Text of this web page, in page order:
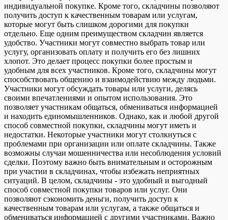
индивидуальной покупке. Кроме того, складчины позволяют
получить доступ к качественным товарам или услугам,
которые могут быть слишком дорогими для покупки
отдельно. Еще одним преимуществом складчин является
удобство. Участники могут совместно выбрать товар или
услугу, организовать оплату и получить его без лишних
хлопот. Это делает процесс покупки более простым и
удобным для всех участников. Кроме того, складчины могут
способствовать общению и взаимодействию между людьми.
Участники могут обсуждать товары или услуги, делясь
своими впечатлениями и опытом использования. Это
позволяет участникам общаться, обмениваться информацией
и находить единомышленников. Однако, как и любой другой
способ совместной покупки, складчины могут иметь и
недостатки. Некоторые участники могут столкнуться с
проблемами при организации или оплате складчины. Также
возможны случаи мошенничества или несоблюдения условий
сделки. Поэтому важно быть внимательным и осторожным
при участии в складчинах, чтобы избежать неприятных
ситуаций. В целом, складчины - это удобный и выгодный
способ совместной покупки товаров или услуг. Они
позволяют сэкономить деньги, получить доступ к
качественным товарам или услугам, а также общаться и
обмениваться информацией с другими участниками. Важно